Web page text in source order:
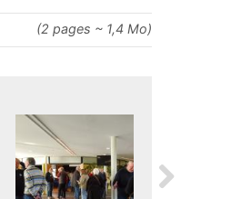
(2 pages ~ 1,4 Mo)